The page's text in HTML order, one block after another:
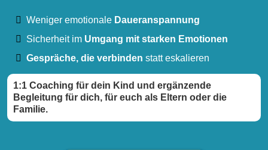
Weniger emotionale Daueranspannung
Sicherheit im Umgang mit starken Emotionen
Gespräche, die verbinden statt eskalieren
1:1 Coaching für dein Kind und ergänzende
Begleitung für dich, für euch als Eltern oder die
Familie.